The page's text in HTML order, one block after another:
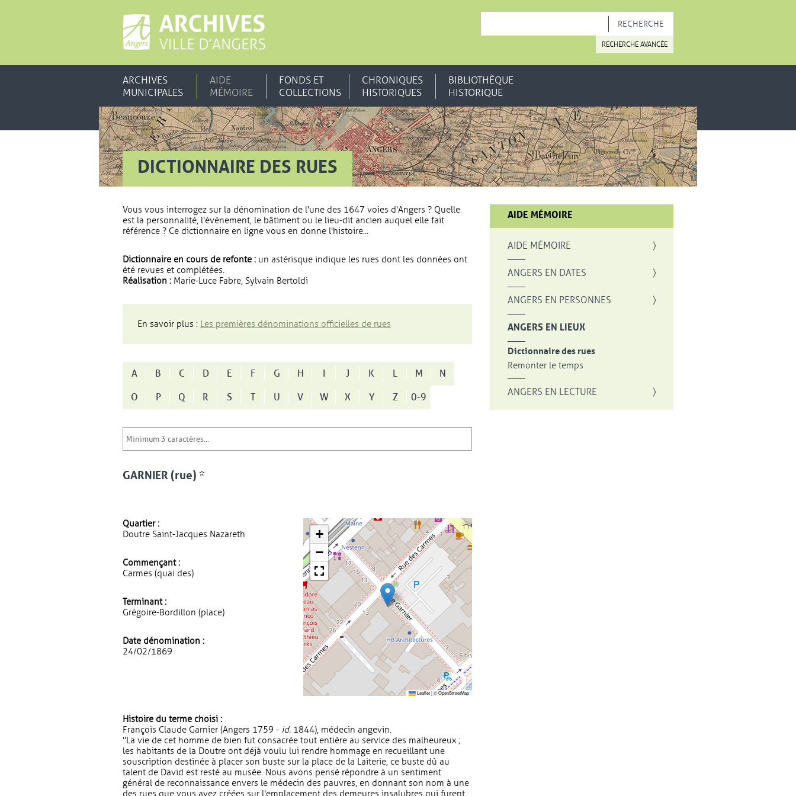
RECHERCHE AVANCÉE
ARCHIVES
MUNICIPALES
AIDE
MÉMOIRE
FONDS ET
COLLECTIONS
CHRONIQUES
HISTORIQUES
BIBLIOTHÈQUE
HISTORIQUE
DICTIONNAIRE DES RUES
Vous vous interrogez sur la dénomination de l'une des 1647 voies d'Angers ? Quelle
est la personnalité, l'événement, le bâtiment ou le lieu-dit ancien auquel elle fait
référence ? Ce dictionnaire en ligne vous en donne l'histoire...
Dictionnaire en cours de refonte : un astérisque indique les rues dont les données ont
été revues et complétées.
Réalisation : Marie-Luce Fabre, Sylvain Bertoldi
En savoir plus : Les premières dénominations officielles de rues
A B C D E F G H I J K L M
N
O
P Q R S T U V W X Y Z 0-9
GARNIER (rue) *
Quartier :
Doutre Saint-Jacques Nazareth
Commençant :
Carmes (quai des)
Terminant :
Grégoire-Bordillon (place)
Date dénomination :
24/02/1869
+
−
Leaflet|©OpenStreetMap
Histoire du terme choisi :
François Claude Garnier (Angers 1759 - id. 1844), médecin angevin.
"La vie de cet homme de bien fut consacrée tout entière au service des malheureux ;
les habitants de la Doutre ont déjà voulu lui rendre hommage en recueillant une
souscription destinée à placer son buste sur la place de la Laiterie, ce buste dû au
talent de David est resté au musée. Nous avons pensé répondre à un sentiment
général de reconnaissance envers le médecin des pauvres, en donnant son nom à une
des rues que vous avez créées sur l'emplacement des demeures insalubres qui furent
AIDE MÉMOIRE
AIDE MÉMOIRE
ANGERS EN DATES
ANGERS EN PERSONNES
ANGERS EN LIEUX
Dictionnaire des rues
Remonter le temps
ANGERS EN LECTURE